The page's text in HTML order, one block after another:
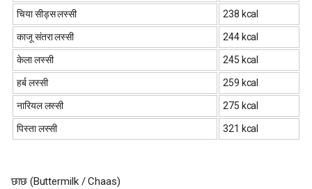
चिया सीड्स लस्सी 238 kcal
काजू संतरा लस्सी 244 kcal
केला लस्सी 245 kcal
हर्ब लस्सी 259 kcal
नारियल लस्सी 275 kcal
पिस्ता लस्सी 321 kcal
छाछ (Buttermilk / Chaas)